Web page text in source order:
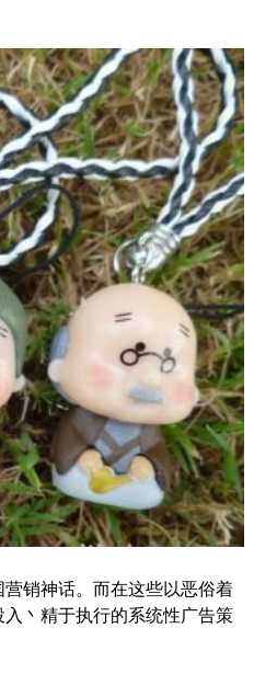
销神话。而在这些以恶俗着
丶精于执行的系统性广告策